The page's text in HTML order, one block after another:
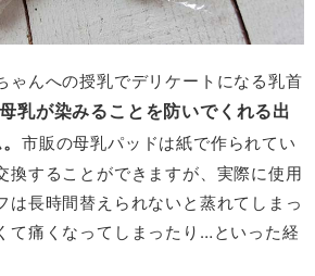
ゃんへの授乳でデリケートになる乳首
乳が染みることを防いでくれる出
市販の母乳パッドは紙で作られてい
換することができますが、実際に使用
は長時間替えられないと蒸れてしまっ
て痛くなってしまったり…といった経